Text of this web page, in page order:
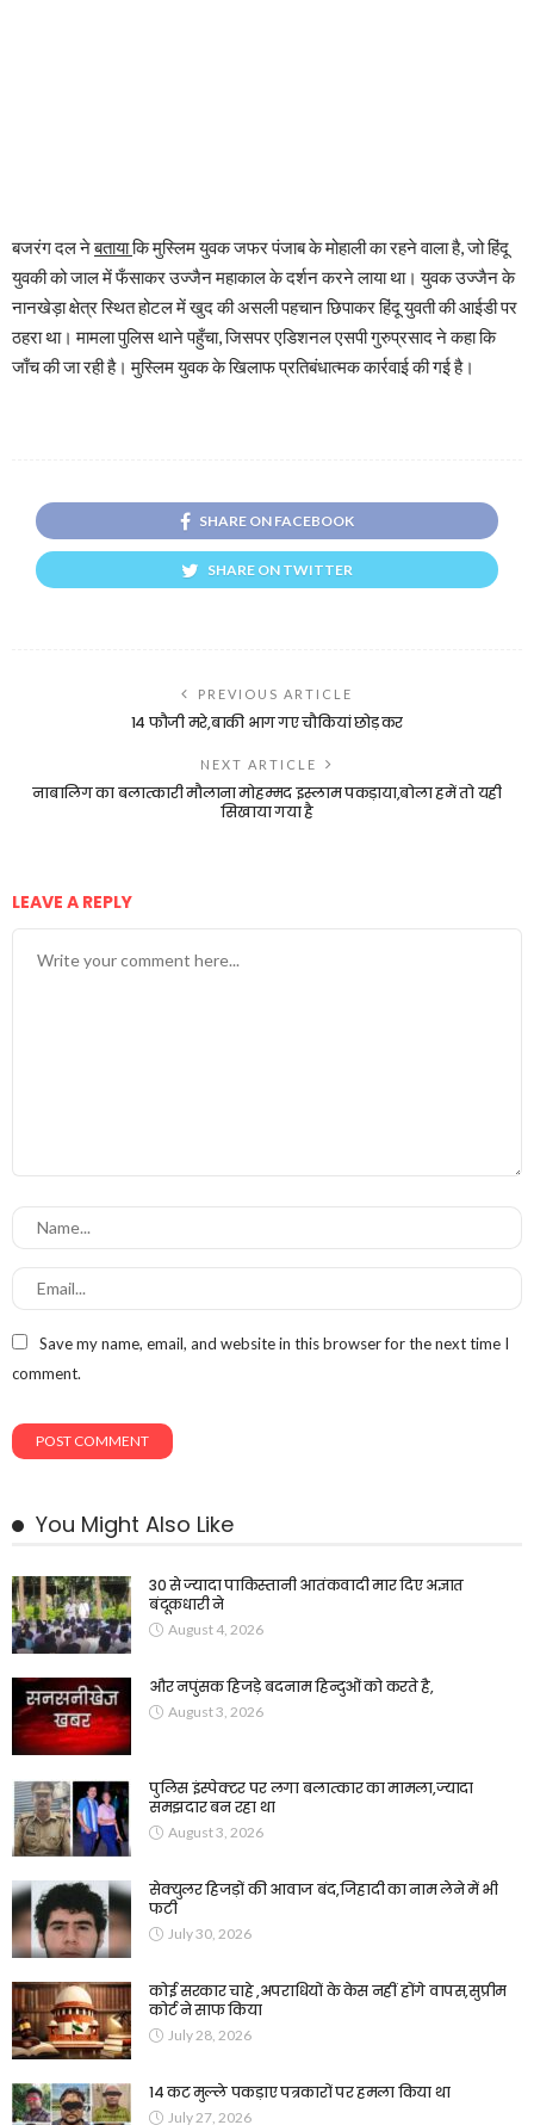
बजरंग दल नेबतायाकि मुस्लिम युवक जफर पंजाब के मोहाली का रहने वाला है, जो हिंदू
युवकी को जाल में फँसाकर उज्जैन महाकाल के दर्शन करने लाया था। युवक उज्जैन के
नानखेड़ा क्षेत्र स्थित होटल में खुद की असली पहचान छिपाकर हिंदू युवती की आईडी पर
ठहरा था। मामला पुलिस थाने पहुँचा, जिसपर एडिशनल एसपी गुरुप्रसाद ने कहा कि
जाँच की जा रही है। मुस्लिम युवक के खिलाफ प्रतिबंधात्मक कार्रवाई की गई है।
SHARE ON FACEBOOK
SHARE ON TWITTER
PREVIOUS ARTICLE
14 फौजी मरे,बाकी भाग गए चौकियां छोड़ कर
NEXT ARTICLE
नाबालिग का बलात्कारी मौलाना मोहम्मद इस्लाम पकड़ाया,बोला हमें तो यही
सिखाया गया है
LEAVE A REPLY
Save my name, email, and website in this browser for the next time I
comment.
You Might Also Like
30 से ज्यादा पाकिस्तानी आतंकवादी मार दिए अज्ञात
बंदूकधारी ने
August 4, 2026
और नपुंसक हिजड़े बदनाम हिन्दुओं को करते है,
August 3, 2026
पुलिस इंस्पेक्टर पर लगा बलात्कार का मामला,ज्यादा
समझदार बन रहा था
August 3, 2026
सेक्युलर हिजड़ों की आवाज बंद,जिहादी का नाम लेने में भी
फटी
July 30, 2026
कोई सरकार चाहे ,अपराधियों के केस नहीं होंगे वापस,सुप्रीम
कोर्ट ने साफ किया
July 28, 2026
14 कट मुल्ले पकड़ाए पत्रकारों पर हमला किया था
July 27, 2026